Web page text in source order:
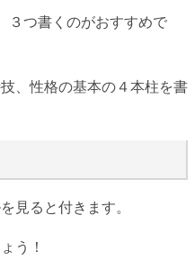
３つ書くのがおすすめで
、性格の基本の４本柱を書
見ると付きます。
う！